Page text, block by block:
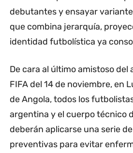
debutantes y ensayar
que combina jerarquía,
identidad futbolística ya
De cara al último amistoso del
FIFA del 14 de noviembre, en
de Angola, todos los
argentina y el cuerpo técnico
deberán aplicarse una serie
preventivas para evitar